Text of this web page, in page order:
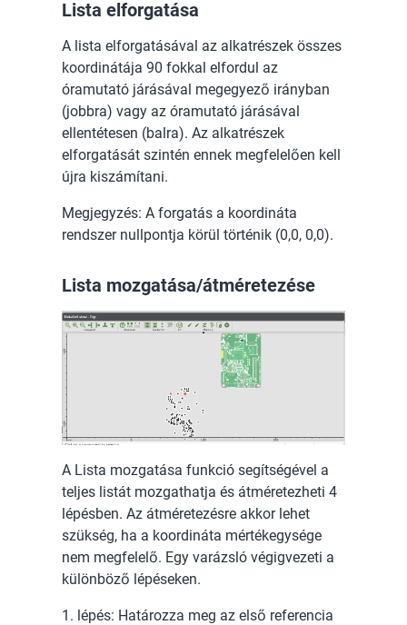
Lista elforgatása
A lista elforgatásával az alkatrészek összes
koordinátája 90 fokkal elfordul az
óramutató járásával megegyező irányban
(jobbra) vagy az óramutató járásával
ellentétesen (balra). Az alkatrészek
elforgatását szintén ennek megfelelően kell
újra kiszámítani.
Megjegyzés: A forgatás a koordináta
rendszer nullpontja körül történik (0,0, 0,0).
Lista mozgatása/átméretezése
A Lista mozgatása funkció segítségével a
teljes listát mozgathatja és átméretezheti 4
lépésben. Az átméretezésre akkor lehet
szükség, ha a koordináta mértékegysége
nem megfelelő. Egy varázsló végigvezeti a
különböző lépéseken.
1. lépés: Határozza meg az első referencia